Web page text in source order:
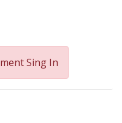
Sing In